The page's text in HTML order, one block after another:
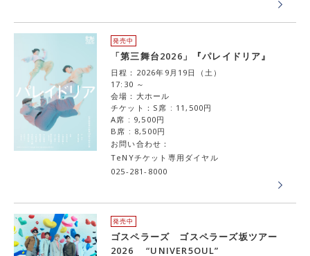
発売中
「第三舞台2026」『パレイドリア』
日程：2026年9月19日（土）
17:30 ～
会場：大ホール
チケット：S席 : 11,500円
A席 : 9,500円
B席 : 8,500円
お問い合わせ：
TeNYチケット専用ダイヤル
025-281-8000
発売中
ゴスペラーズ ゴスペラーズ坂ツアー
2026 “UNIVER5OUL”